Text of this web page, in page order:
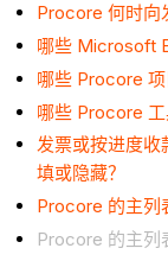
Procore 何时向
哪些 Microsoft
哪些 Procore
哪些 Procore 工
发票或按进度收
填或隐藏？
Procore 的主列
Procore 的主列